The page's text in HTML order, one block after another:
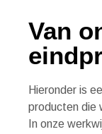
Van
Hieronder is
producten die
In onze